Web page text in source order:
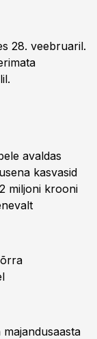
28. veebruaril.
avaldas
kasvasid
miljoni krooni